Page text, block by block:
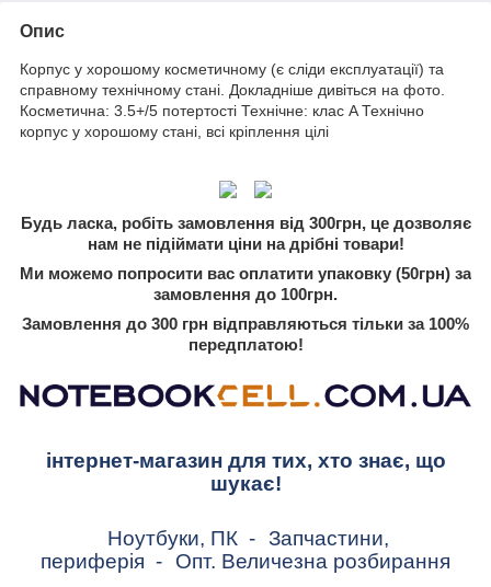
Опис
Корпус у хорошому косметичному (є сліди експлуатації) та
справному технічному стані. Докладніше дивіться на фото.
Косметична: 3.5+/5 потертості Технічне: клас A Технічно
корпус у хорошому стані, всі кріплення цілі
Будь ласка, робіть замовлення від 300грн, це дозволяє
нам не підіймати ціни на дрібні товари!
Ми можемо попросити вас оплатити упаковку (50грн) за
замовлення до 100грн.
Замовлення до 300 грн відправляються тільки за 100%
передплатою!
інтернет-магазин для тих, хто знає, що
шукає!
Ноутбуки, ПК - Запчастини,
периферія - Опт. Величезна розбирання